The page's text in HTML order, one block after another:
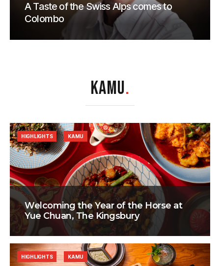
A Taste of the Swiss Alps comes to
Colombo
KAMU.
Welcoming the Year of the Horse at
Yue Chuan, The Kingsbury
HIGHLIGHTS KAMU
HIGHLIGHTS KAMU